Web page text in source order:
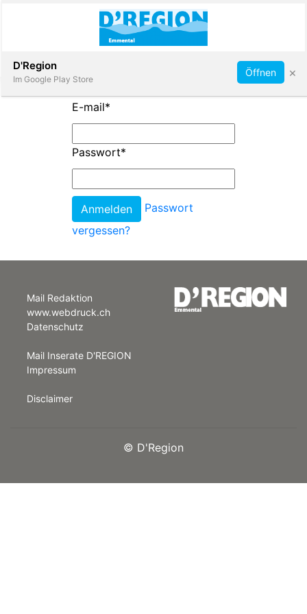
App
Abonnieren
E-mail*
Passwort*
Passwort
vergessen?
Mail Redaktion
www.webdruck.ch
Datenschutz
Mail Inserate D'REGION
Impressum
Disclaimer
© D'Region
D'Region
Im Google Play Store
Öffnen ×